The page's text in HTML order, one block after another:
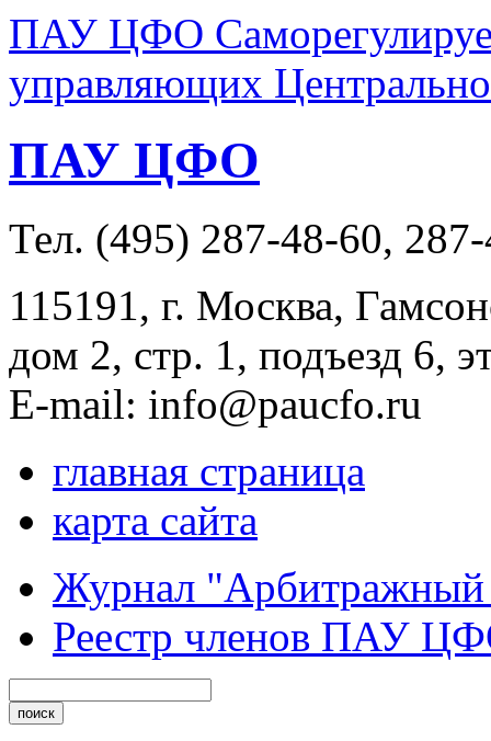
ПАУ ЦФО
управляющих
ПАУ ЦФО
Тел. (495) 287-48-60,
115191, г. Москва,
дом 2, стр. 1, подъезд 6,
E-mail: info@paucfo.ru
главная страница
карта сайта
Журнал
Реестр членов ПАУ